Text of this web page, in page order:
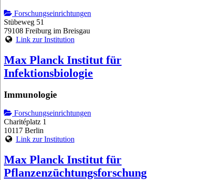
Forschungseinrichtungen
Stübeweg 51
79108 Freiburg im Breisgau
Link zur Institution
Max Planck Institut für
Infektionsbiologie
Immunologie
Forschungseinrichtungen
Charitéplatz 1
10117 Berlin
Link zur Institution
Max Planck Institut für
Pflanzenzüchtungsforschung